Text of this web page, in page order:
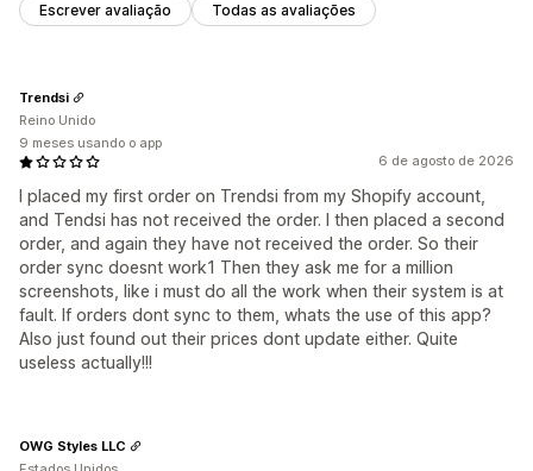
Escrever avaliação Todas as avaliações
6 de agosto de 2026
I placed my first order on Trendsi from my Shopify account,
and Tendsi has not received the order. I then placed a second
order, and again they have not received the order. So their
order sync doesnt work1 Then they ask me for a million
screenshots, like i must do all the work when their system is at
fault. If orders dont sync to them, whats the use of this app?
Also just found out their prices dont update either. Quite
useless actually!!!
Trendsi
Reino Unido
9 meses usando o app
OWG Styles LLC